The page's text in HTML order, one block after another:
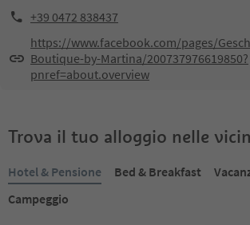
+39 0472 838437
https://www.facebook.com/pages/
Boutique-by-Martina/200737976619850?
pnref=about.overview
Trova il tuo alloggio nelle
Hotel & Pensione Bed & Breakfast
Campeggio